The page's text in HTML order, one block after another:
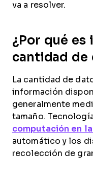
va a resolver.
¿Por qué
cantidad de
La cantidad de
información
generalmente
tamaño.
computación en la
automático y los
recolección de